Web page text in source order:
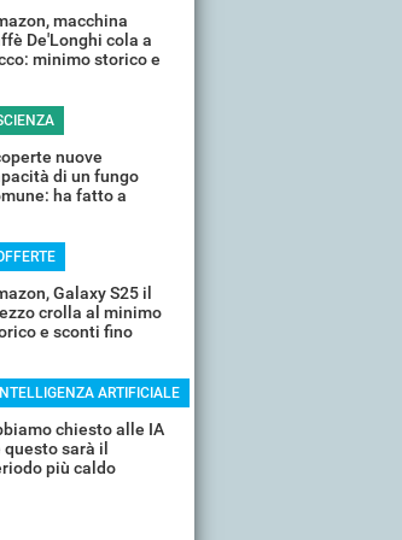
macchina
De'Longhi cola a
minimo storico e
nuove
di un fungo
ha fatto a
Galaxy S25 il
crolla al minimo
e sconti fino
INTELLIGENZA ARTIFICIALE
chiesto alle IA
questo sarà il
più caldo